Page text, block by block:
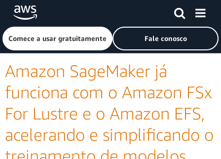
Pular para o conteúdo principal
Clique aqui para voltar à página inicial da Amazon Web
Comece a usar gratuitamente Fale conosco
Amazon SageMaker já
funciona com o Amazon FSx
For Lustre e o Amazon EFS,
acelerando e simplificando o